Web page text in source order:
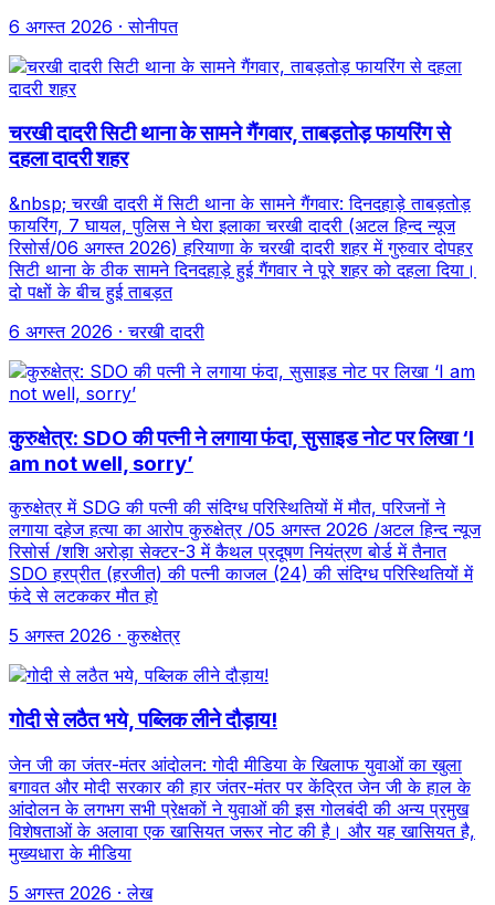
6 अगस्त 2026 · सोनीपत
चरखी दादरी सिटी थाना के सामने गैंगवार, ताबड़तोड़ फायरिंग से
दहला दादरी शहर
&nbsp; चरखी दादरी में सिटी थाना के सामने गैंगवार: दिनदहाड़े ताबड़तोड़
फायरिंग, 7 घायल, पुलिस ने घेरा इलाका चरखी दादरी (अटल हिन्द न्यूज
रिसोर्स/06 अगस्त 2026) हरियाणा के चरखी दादरी शहर में गुरुवार दोपहर
सिटी थाना के ठीक सामने दिनदहाड़े हुई गैंगवार ने पूरे शहर को दहला दिया।
दो पक्षों के बीच हुई ताबड़त
6 अगस्त 2026 · चरखी दादरी
कुरुक्षेत्र: SDO की पत्नी ने लगाया फंदा, सुसाइड नोट पर लिखा ‘I
am not well, sorry’
कुरुक्षेत्र में SDG की पत्नी की संदिग्ध परिस्थितियों में मौत, परिजनों ने
लगाया दहेज हत्या का आरोप कुरुक्षेत्र /05 अगस्त 2026 /अटल हिन्द न्यूज
रिसोर्स /शशि अरोड़ा सेक्टर-3 में कैथल प्रदूषण नियंत्रण बोर्ड में तैनात
SDO हरप्रीत (हरजीत) की पत्नी काजल (24) की संदिग्ध परिस्थितियों में
फंदे से लटककर मौत हो
5 अगस्त 2026 · कुरुक्षेत्र
गोदी से लठैत भये, पब्लिक लीने दौड़ाय!
जेन जी का जंतर-मंतर आंदोलन: गोदी मीडिया के खिलाफ युवाओं का खुला
बगावत और मोदी सरकार की हार जंतर-मंतर पर केंद्रित जेन जी के हाल के
आंदोलन के लगभग सभी प्रेक्षकों ने युवाओं की इस गोलबंदी की अन्य प्रमुख
विशेषताओं के अलावा एक खासियत जरूर नोट की है। और यह खासियत है,
मुख्यधारा के मीडिया
5 अगस्त 2026 · लेख